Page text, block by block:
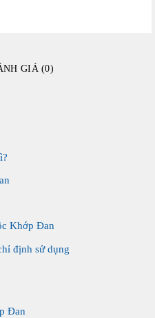
GIÁ (0)
Khớp Đan
định sử dụng
Đan